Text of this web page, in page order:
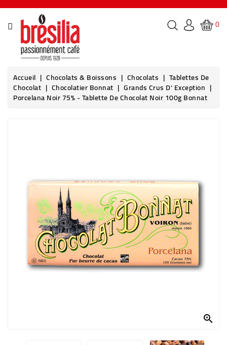
CATÉGORIE
ACCUEIL
CAFÉS
BOISSONS
MACHINES
ACCESSOIRES
OFFRES
0
Accueil Chocolats & Boissons Chocolats Tablettes De
Chocolat Chocolatier Bonnat Grands Crus D' Exception
Porcelana Noir 75% - Tablette De Chocolat Noir 100g Bonnat
